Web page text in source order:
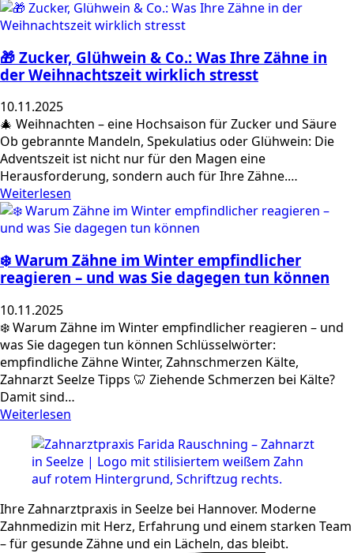
🎁 Zucker, Glühwein & Co.: Was Ihre Zähne in
der Weihnachtszeit wirklich stresst
10.11.2025
🎄 Weihnachten – eine Hochsaison für Zucker und Säure
Ob gebrannte Mandeln, Spekulatius oder Glühwein: Die
Adventszeit ist nicht nur für den Magen eine
Herausforderung, sondern auch für Ihre Zähne.…
Weiterlesen
❄️ Warum Zähne im Winter empfindlicher
reagieren – und was Sie dagegen tun können
10.11.2025
❄️ Warum Zähne im Winter empfindlicher reagieren – und
was Sie dagegen tun können Schlüsselwörter:
empfindliche Zähne Winter, Zahnschmerzen Kälte,
Zahnarzt Seelze Tipps 🦷 Ziehende Schmerzen bei Kälte?
Damit sind…
Weiterlesen
Ihre Zahnarztpraxis in Seelze bei Hannover. Moderne
Zahnmedizin mit Herz, Erfahrung und einem starken Team
– für gesunde Zähne und ein Lächeln, das bleibt.